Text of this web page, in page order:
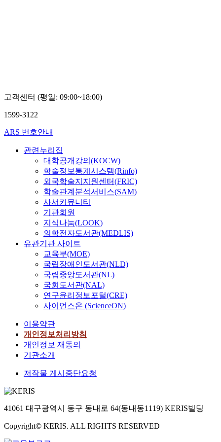
고객센터 (평일: 09:00~18:00)
1599-3122
ARS 번호안내
관련누리집
대학공개강의(KOCW)
학술정보통계시스템(Rinfo)
외국학술지지원센터(FRIC)
학술관계분석서비스(SAM)
사서커뮤니티
기관회원
지식나눔(LOOK)
의학전자도서관(MEDLIS)
유관기관 사이트
교육부(MOE)
국립장애인도서관(NLD)
국립중앙도서관(NL)
국회도서관(NAL)
연구윤리정보포털(CRE)
사이언스온 (ScienceON)
이용약관
개인정보처리방침
개인정보 재동의
기관소개
저작물 게시중단요청
41061 대구광역시 동구 동내로 64(동내동1119) KERIS빌딩
Copyright© KERIS. ALL RIGHTS RESERVED